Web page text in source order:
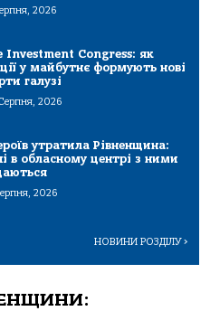
2026
Investment Congress: як
у майбутнє формують нові
галузі
2026
утратила Рівненщина:
в обласному центрі з ними
2026
НОВИНИ РОЗДІЛУ>